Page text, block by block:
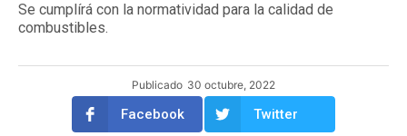
Se cumplírá con la normatividad para la calidad de
combustibles.
Publicado 30 octubre, 2022
Facebook Twitter